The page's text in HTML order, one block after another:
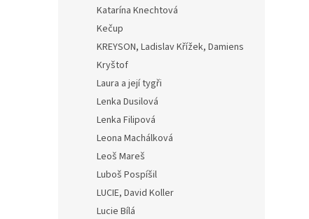
Katarína Knechtová
Kečup
KREYSON, Ladislav Křížek, Damiens
Kryštof
Laura a její tygři
Lenka Dusilová
Lenka Filipová
Leona Machálková
Leoš Mareš
Luboš Pospíšil
LUCIE, David Koller
Lucie Bílá